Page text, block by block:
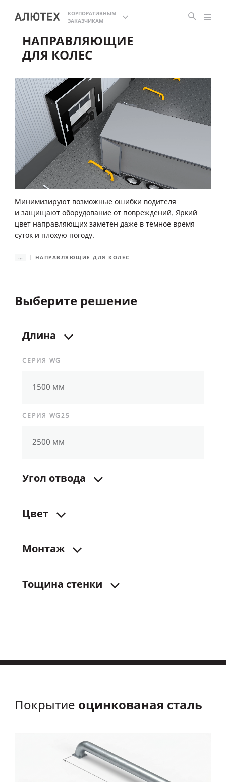
КОРПОРАТИВНЫМ
ЗАКАЗЧИКАМ
НАПРАВЛЯЮЩИЕ
ДЛЯ КОЛЕС
Минимизируют возможные ошибки водителя
и защищают оборудование от повреждений. Яркий
цвет направляющих заметен даже в темное время
суток и плохую погоду.
... НАПРАВЛЯЮЩИЕ ДЛЯ КОЛЕС
Выберите решение
Длина
СЕРИЯ WG
1500 мм
СЕРИЯ WG25
2500 мм
Угол отвода
Цвет
Монтаж
Тощина стенки
Покрытие оцинкованая сталь